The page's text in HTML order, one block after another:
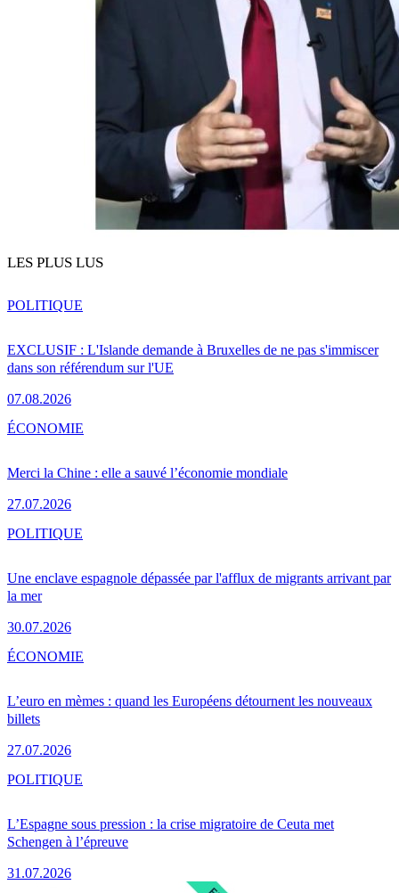
LES PLUS LUS
EXCLUSIF : L'Islande demande à Bruxelles de ne pas s'immiscer
dans son référendum sur l'UE
07.08.2026
POLITIQUE
Merci la Chine : elle a sauvé l’économie mondiale
27.07.2026
ÉCONOMIE
Une enclave espagnole dépassée par l'afflux de migrants arrivant par
la mer
30.07.2026
POLITIQUE
L’euro en mèmes : quand les Européens détournent les nouveaux
billets
27.07.2026
ÉCONOMIE
L’Espagne sous pression : la crise migratoire de Ceuta met
Schengen à l’épreuve
31.07.2026
POLITIQUE